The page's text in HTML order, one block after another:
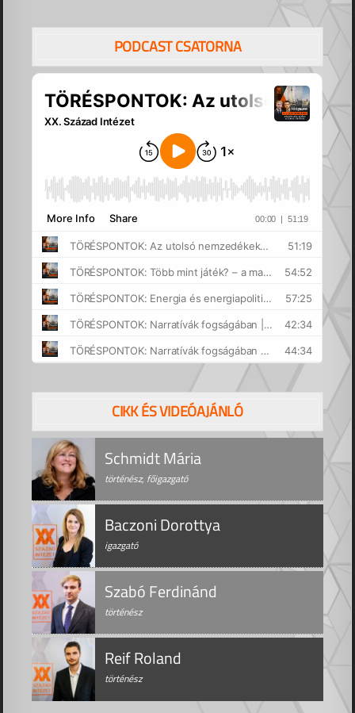
PODCAST CSATORNA
CIKK ÉS VIDEÓAJÁNLÓ
Schmidt Mária
történész, főigazgató
Baczoni Dorottya
igazgató
Szabó Ferdinánd
történész
Reif Roland
történész